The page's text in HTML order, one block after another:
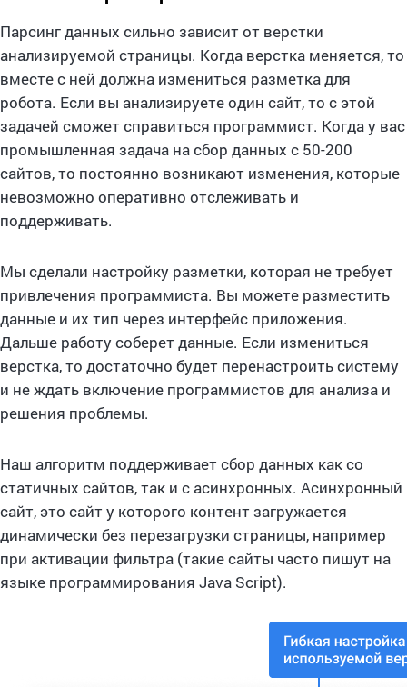
Парсинг данных сильно зависит от верстки
анализируемой страницы. Когда верстка меняется, то
вместе с ней должна измениться разметка для
робота. Если вы анализируете один сайт, то с этой
задачей сможет справиться программист. Когда у вас
промышленная задача на сбор данных с 50-200
сайтов, то постоянно возникают изменения, которые
невозможно оперативно отслеживать и
поддерживать.
Мы сделали настройку разметки, которая не требует
привлечения программиста. Вы можете разместить
данные и их тип через интерфейс приложения.
Дальше работу соберет данные. Если измениться
верстка, то достаточно будет перенастроить систему
и не ждать включение программистов для анализа и
решения проблемы.
Наш алгоритм поддерживает сбор данных как со
статичных сайтов, так и с асинхронных. Асинхронный
сайт, это сайт у которого контент загружается
динамически без перезагрузки страницы, например
при активации фильтра (такие сайты часто пишут на
языке программирования Java Script).